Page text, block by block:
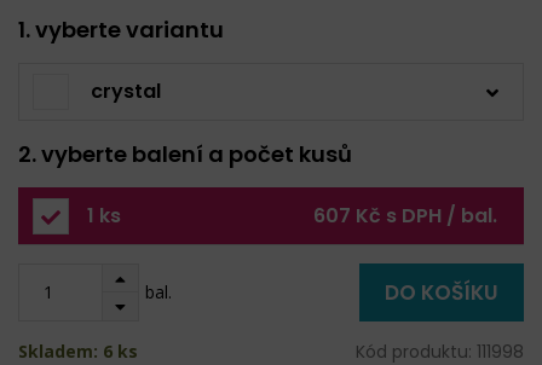
1. vyberte variantu
crystal
2. vyberte balení a počet kusů
1 ks 607 Kč s DPH / bal.
bal. DO KOŠÍKU
Skladem: 6 ks Kód produktu: 111998